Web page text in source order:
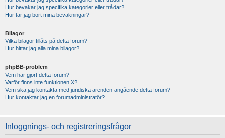
Hur bevakar jag specifika kategorier eller trådar?
Hur tar jag bort mina bevakningar?
Bilagor
Vilka bilagor tillåts på detta forum?
Hur hittar jag alla mina bilagor?
phpBB-problem
Vem har gjort detta forum?
Varför finns inte funktionen X?
Vem ska jag kontakta med juridiska ärenden angående detta forum?
Hur kontaktar jag en forumadministratör?
Inloggnings- och registreringsfrågor